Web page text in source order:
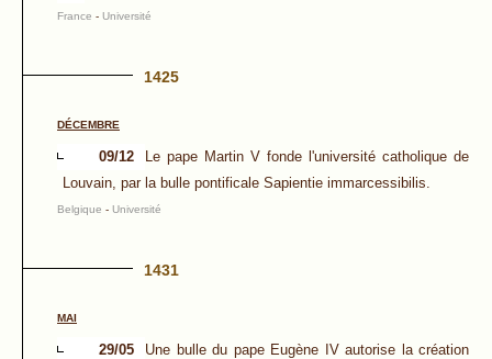
France - Université
1425
DÉCEMBRE
09/12
Le pape Martin V fonde l'université catholique de
Louvain, par la bulle pontificale Sapientie immarcessibilis.
Belgique - Université
1431
MAI
29/05
Une bulle du pape Eugène IV autorise la création